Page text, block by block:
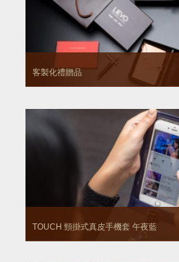
客製化禮贈品
TOUCH 頸掛式真皮手機套 午夜藍